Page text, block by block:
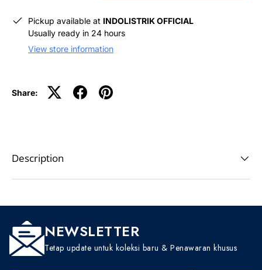
Pickup available at INDOLISTRIK OFFICIAL
Usually ready in 24 hours
View store information
Share:
Description
NEWSLETTER
Tetap update untuk koleksi baru & Penawaran khusus